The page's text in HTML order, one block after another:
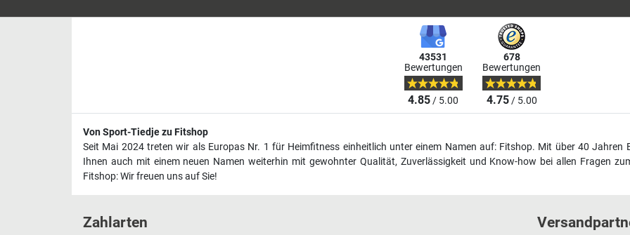
43531
Bewertungen
4.85/ 5.00
678
Bewertungen
4.75/ 5.00
Von Sport-Tiedje zu Fitshop
Seit Mai 2024 treten wir als Europas Nr. 1 für Heimfitness einheitlich unter einem Namen auf: Fitshop. Mit über 40
Ihnen auch mit einem neuen Namen weiterhin mit gewohnter Qualität, Zuverlässigkeit und Know-how bei allen Fragen
Fitshop: Wir freuen uns auf Sie!
Zahlarten